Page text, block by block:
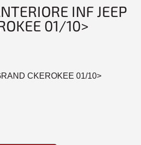
INF JEEP
01/10>
CKEROKEE 01/10>